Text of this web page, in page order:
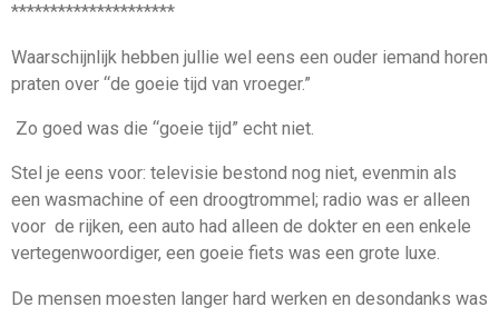
*********************
Waarschijnlijk hebben jullie wel eens een ouder iemand horen
praten over “de goeie tijd van vroeger.”
Zo goed was die “goeie tijd” echt niet.
Stel je eens voor: televisie bestond nog niet, evenmin als
een wasmachine of een droogtrommel; radio was er alleen
voor de rijken, een auto had alleen de dokter en een enkele
vertegenwoordiger, een goeie fiets was een grote luxe.
De mensen moesten langer hard werken en desondanks was